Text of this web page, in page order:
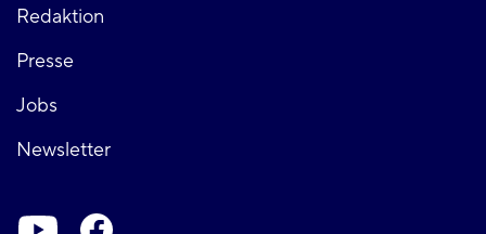
Fußzeile
rechts
Redaktion
Presse
Jobs
Newsletter